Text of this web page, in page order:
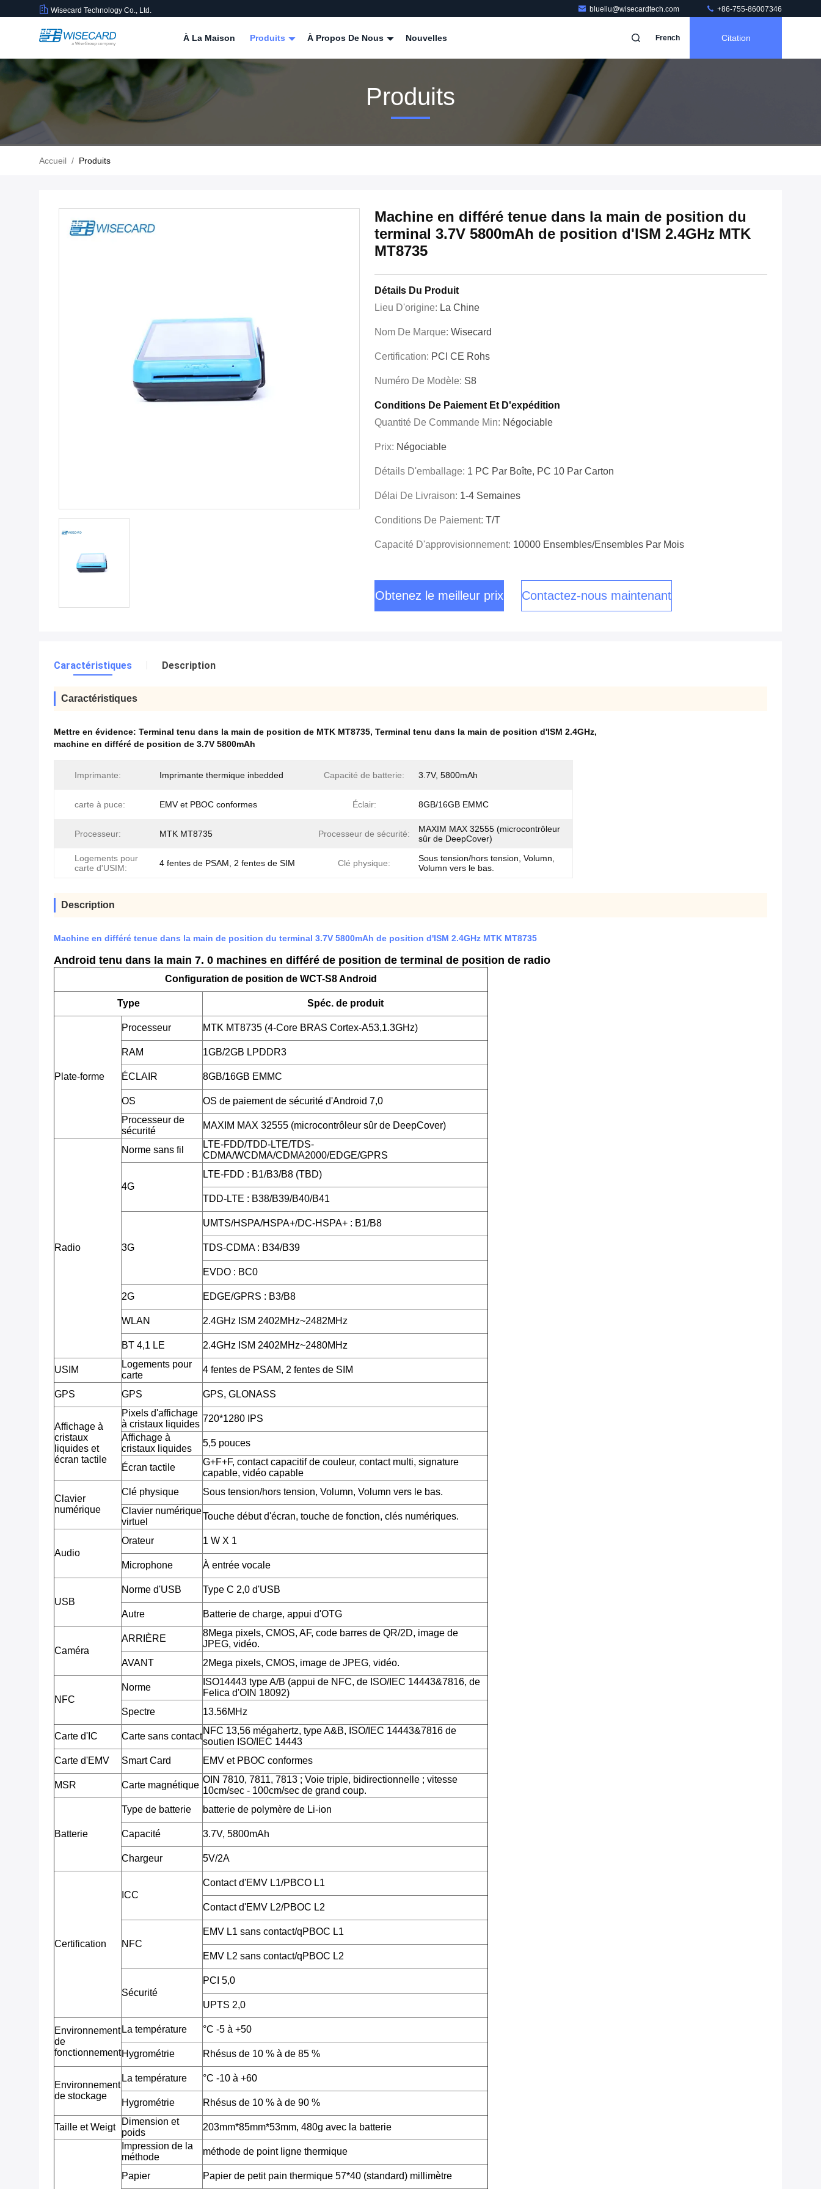
Wisecard Technology Co., Ltd. blueliu@wisecardtech.com +86-755-86007346
À La Maison Produits À Propos De Nous Nouvelles French Citation
Produits
Accueil / Produits
Machine en différé tenue dans la main de position du
terminal 3.7V 5800mAh de position d'ISM 2.4GHz MTK
MT8735
Détails Du Produit
Lieu D'origine: La Chine
Nom De Marque: Wisecard
Certification: PCI CE Rohs
Numéro De Modèle: S8
Conditions De Paiement Et D'expédition
Quantité De Commande Min: Négociable
Prix: Négociable
Détails D'emballage: 1 PC Par Boîte, PC 10 Par Carton
Délai De Livraison: 1-4 Semaines
Conditions De Paiement: T/T
Capacité D'approvisionnement: 10000 Ensembles/ensembles Par Mois
Obtenez le meilleur prix Contactez-nous maintenant
Caractéristiques Description
Caractéristiques
Mettre en évidence: Terminal tenu dans la main de position de MTK MT8735, Terminal tenu dans la main de position d'ISM 2.4GHz,
machine en différé de position de 3.7V 5800mAh
Imprimante: Imprimante thermique inbedded Capacité de batterie: 3.7V, 5800mAh
carte à puce: EMV et PBOC conformes Éclair: 8GB/16GB EMMC
Processeur: MTK MT8735 Processeur de sécurité:
MAXIM MAX 32555 (microcontrôleur
sûr de DeepCover)
Logements pour
carte d'USIM:
4 fentes de PSAM, 2 fentes de SIM Clé physique:
Sous tension/hors tension, Volumn,
Volumn vers le bas.
Description
Machine en différé tenue dans la main de position du terminal 3.7V 5800mAh de position d'ISM 2.4GHz MTK MT8735
Android tenu dans la main 7. 0 machines en différé de position de terminal de position de radio
Configuration de position de WCT-S8 Android
Type Spéc. de produit
Plate-forme
Processeur MTK MT8735 (4-Core BRAS Cortex-A53,1.3GHz)
RAM 1GB/2GB LPDDR3
ÉCLAIR 8GB/16GB EMMC
OS
OS de paiement de sécurité d'Android 7,0
Processeur de
sécurité
MAXIM MAX 32555 (microcontrôleur sûr de DeepCover)
Radio
Norme sans fil
LTE-FDD/TDD-LTE/TDS-
CDMA/WCDMA/CDMA2000/EDGE/GPRS
4G
LTE-FDD : B1/B3/B8 (TBD)
TDD-LTE : B38/B39/B40/B41
3G
UMTS/HSPA/HSPA+/DC-HSPA+ : B1/B8
TDS-CDMA : B34/B39
EVDO : BC0
2G EDGE/GPRS : B3/B8
WLAN 2.4GHz ISM 2402MHz~2482MHz
BT 4,1 LE 2.4GHz ISM 2402MHz~2480MHz
USIM
Logements pour
carte
4 fentes de PSAM, 2 fentes de SIM
GPS GPS GPS, GLONASS
Affichage à
cristaux
liquides et
écran tactile
Pixels d'affichage
à cristaux liquides
720*1280 IPS
Affichage à
cristaux liquides
5,5 pouces
Écran tactile
G+F+F, contact capacitif de couleur, contact multi, signature
capable, vidéo capable
Clavier
numérique
Clé physique
Sous tension/hors tension, Volumn, Volumn vers le bas.
Clavier numérique
virtuel
Touche début d'écran, touche de fonction, clés numériques.
Audio
Orateur 1 W X 1
Microphone À entrée vocale
USB
Norme d'USB Type C 2,0 d'USB
Autre Batterie de charge, appui d'OTG
Caméra
ARRIÈRE
8Mega pixels, CMOS, AF, code barres de QR/2D, image de
JPEG, vidéo.
AVANT
2Mega pixels, CMOS, image de JPEG, vidéo.
NFC
Norme
ISO14443 type A/B (appui de NFC, de ISO/IEC 14443&7816, de
Felica d'OIN 18092)
Spectre
13.56MHz
Carte d'IC Carte sans contact
NFC 13,56 mégahertz, type A&B, ISO/IEC 14443&7816 de
soutien ISO/IEC 14443
Carte d'EMV
Smart Card EMV et PBOC conformes
MSR Carte magnétique
OIN 7810, 7811, 7813 ; Voie triple, bidirectionnelle ; vitesse
10cm/sec - 100cm/sec de grand coup.
Batterie
Type de batterie batterie de polymère de Li-ion
Capacité 3.7V, 5800mAh
Chargeur 5V/2A
Certification
ICC
Contact d'EMV L1/PBCO L1
Contact d'EMV L2/PBOC L2
NFC
EMV L1 sans contact/qPBOC L1
EMV L2 sans contact/qPBOC L2
Sécurité
PCI 5,0
UPTS 2,0
Environnement
de
fonctionnement
La température °C -5 à +50
Hygrométrie Rhésus de 10 % à de 85 %
Environnement
de stockage
La température °C -10 à +60
Hygrométrie Rhésus de 10 % à de 90 %
Taille et Weigt
Dimension et
poids
203mm*85mm*53mm, 480g avec la batterie
Impression de la
méthode
méthode de point ligne thermique
Papier Papier de petit pain thermique 57*40 (standard) millimètre